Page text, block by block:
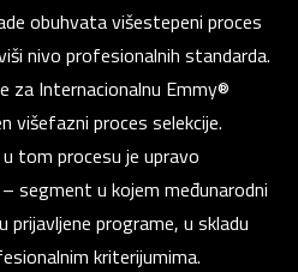
obuhvata višestepeni proces
nivo profesionalnih standarda.
za Internacionalnu Emmy®
višefazni proces selekcije.
tom procesu je upravo
– segment u kojem međunarodni
prijavljene programe, u skladu
kriterijumima.